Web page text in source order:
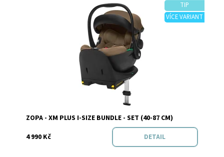
TIP
VÍCE VARIANT
Skladem
Značka: Zopa
ZOPA - XM PLUS I-SIZE BUNDLE - SET (40-87 CM)
4 990 Kč
DETAIL